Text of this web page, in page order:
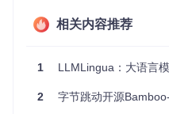
相关内容推荐
1 LLMLingua：大语言
2 字节跳动开源Bamboo-mixer